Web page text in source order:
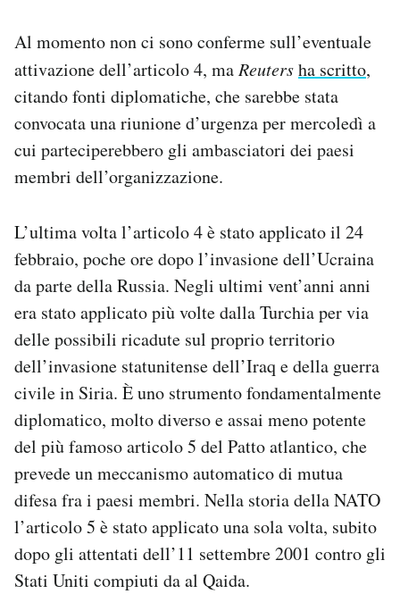
Al momento non ci sono conferme sull’eventuale
attivazione dell’articolo 4, maReutersha scritto,
citando fonti diplomatiche, che sarebbe stata
convocata una riunione d’urgenza per mercoledì a
cui parteciperebbero gli ambasciatori dei paesi
membri dell’organizzazione.
L’ultima volta l’articolo 4 è stato applicato il 24
febbraio, poche ore dopo l’invasione dell’Ucraina
da parte della Russia. Negli ultimi vent’anni anni
era stato applicato più volte dalla Turchia per via
delle possibili ricadute sul proprio territorio
dell’invasione statunitense dell’Iraq e della guerra
civile in Siria. È uno strumento fondamentalmente
diplomatico, molto diverso e assai meno potente
del più famoso articolo 5 del Patto atlantico, che
prevede un meccanismo automatico di mutua
difesa fra i paesi membri. Nella storia della NATO
l’articolo 5 è stato applicato una sola volta, subito
dopo gli attentati dell’11 settembre 2001 contro gli
Stati Uniti compiuti da al Qaida.